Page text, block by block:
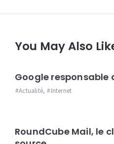
You May Also
Google responsable
Actualité, Internet
RoundCube Mail, le